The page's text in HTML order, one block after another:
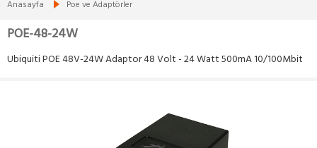
Anasayfa Poe ve Adaptörler
POE-48-24W
Ubiquiti POE 48V-24W Adaptor 48 Volt - 24 Watt 500mA 10/100Mbit